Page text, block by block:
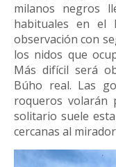
milanos negros
habituales en el
observación con
los nidos que
Más difícil será
Búho real. Las
roqueros volarán
solitario suele
cercanas al